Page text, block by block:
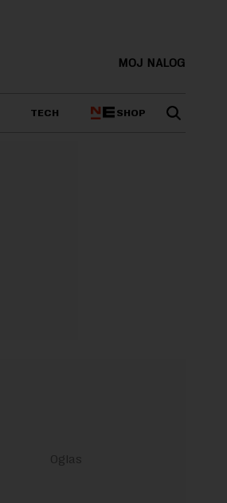
MOJ NALOG
TECH SHOP